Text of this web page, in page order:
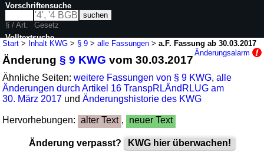
Start > Inhalt KWG > § 9 >alle Fassungen >a.F. Fassung ab 30.03.2017
Änderungsalarm
Änderung§ 9 KWG vom 30.03.2017
Ähnliche Seiten:weitere Fassungen von § 9 KWG,alle
Änderungen durch Artikel 16 TranspRLÄndRLUG am
30. März 2017 undÄnderungshistorie des KWG
Hervorhebungen: alter Text , neuer Text
Änderung verpasst? KWG hier überwachen!
Vorschriftensuche
§ / Art.
Gesetz
Volltextsuche
nur in KWG